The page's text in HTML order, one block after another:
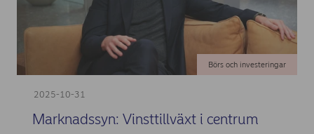
2025-10-31
Börs och investeringar
Marknadssyn: Vinsttillväxt i centrum